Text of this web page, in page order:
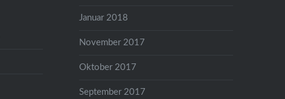
Januar 2018
November 2017
Oktober 2017
September 2017